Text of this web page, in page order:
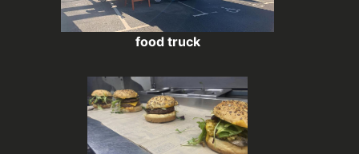
food truck